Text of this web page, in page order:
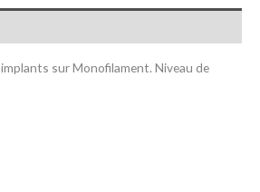
sur Monofilament. Niveau de